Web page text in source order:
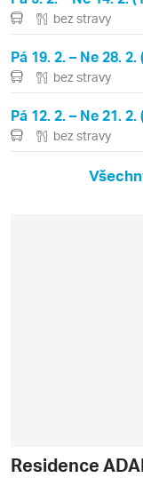
bez stravy
Pá 19. 2. – Ne 28. 2.
bez stravy
Pá 12. 2. – Ne 21. 2.
bez stravy
Residence